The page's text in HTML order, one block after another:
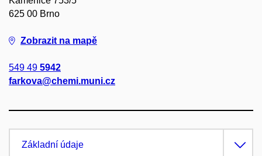
625 00 Brno
Zobrazit na mapě
549 49 5942
farkova@chemi.muni.cz
Základní údaje